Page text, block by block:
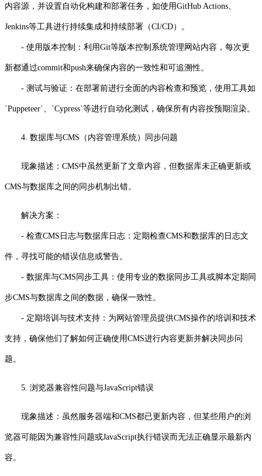
内容源，并设置自动化构建和部署任务，如使用GitHub Actions、
Jenkins等工具进行持续集成和持续部署（CI/CD）。
- 使用版本控制：利用Git等版本控制系统管理网站内容，每次更
新都通过commit和push来确保内容的一致性和可追溯性。
- 测试与验证：在部署前进行全面的内容检查和预览，使用工具如
`Puppeteer`、`Cypress`等进行自动化测试，确保所有内容按预期渲染。
4. 数据库与CMS（内容管理系统）同步问题
现象描述：CMS中虽然更新了文章内容，但数据库未正确更新或
CMS与数据库之间的同步机制出错。
解决方案：
- 检查CMS日志与数据库日志：定期检查CMS和数据库的日志文
件，寻找可能的错误信息或警告。
- 数据库与CMS同步工具：使用专业的数据同步工具或脚本定期同
步CMS与数据库之间的数据，确保一致性。
- 定期培训与技术支持：为网站管理员提供CMS操作的培训和技术
支持，确保他们了解如何正确使用CMS进行内容更新并解决同步问
题。
5. 浏览器兼容性问题与JavaScript错误
现象描述：虽然服务器端和CMS都已更新内容，但某些用户的浏
览器可能因为兼容性问题或JavaScript执行错误而无法正确显示最新内
容。